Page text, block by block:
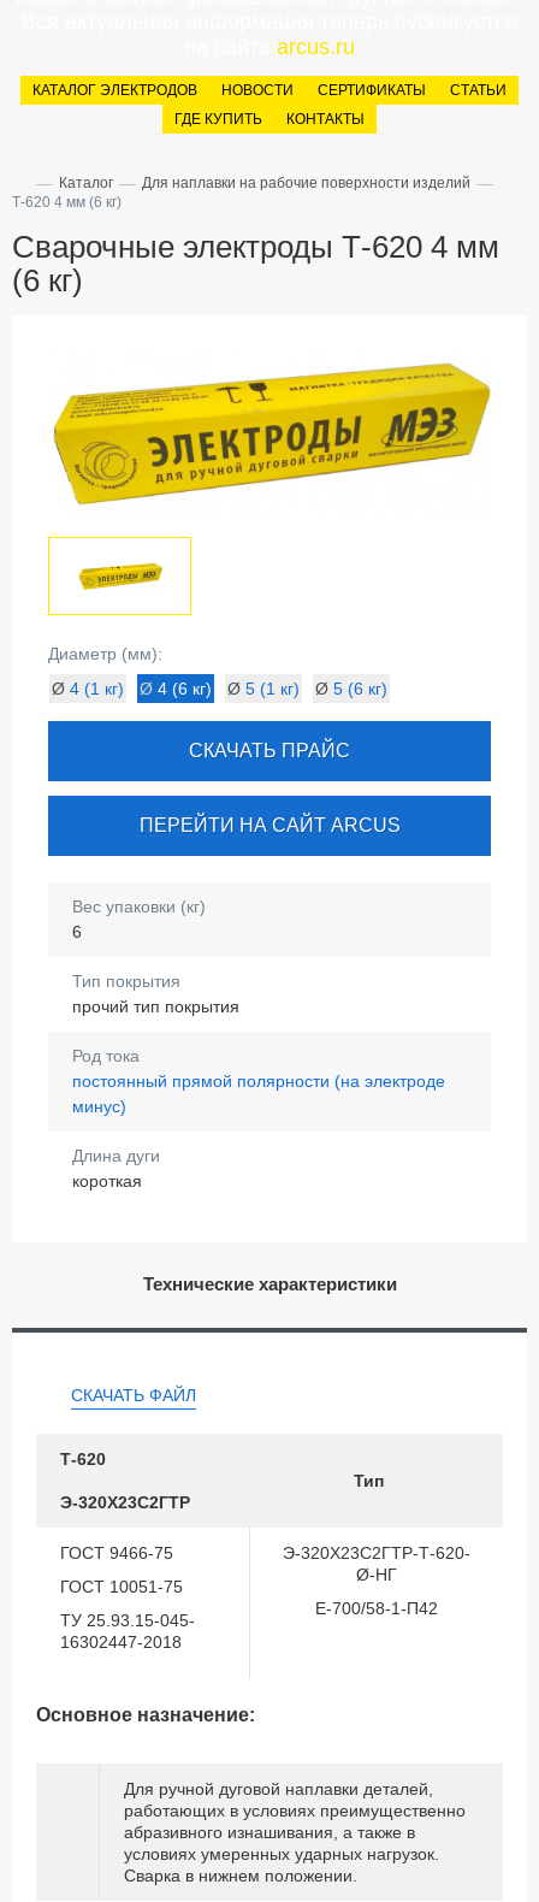
arcus.ru
КАТАЛОГ ЭЛЕКТРОДОВ НОВОСТИ СЕРТИФИКАТЫ
СТАТЬИ
ГДЕ КУПИТЬ
КОНТАКТЫ
— Каталог — Для наплавки на рабочие поверхности изделий —
Т-620 4 мм (6 кг)
Сварочные электроды Т-620 4 мм
(6 кг)
Диаметр (мм):
Ø 4 (1 кг) Ø 4 (6 кг) Ø 5 (1 кг) Ø 5 (6 кг)
СКАЧАТЬ ПРАЙС
ПЕРЕЙТИ НА САЙТ ARCUS
Вес упаковки (кг)
6
Тип покрытия
прочий тип покрытия
Род тока
постоянный прямой полярности (на электроде
минус)
Длина дуги
короткая
Технические характеристики
СКАЧАТЬ ФАЙЛ
Т-620
Тип
Э-320Х23С2ГТР
ГОСТ 9466-75
ГОСТ 10051-75
ТУ 25.93.15-045-
16302447-2018
Э-320Х23С2ГТР-Т-620-
Ø-НГ
Е-700/58-1-П42
Основное назначение:
Для ручной дуговой наплавки деталей,
работающих в условиях преимущественно
абразивного изнашивания, а также в
условиях умеренных ударных нагрузок.
Сварка в нижнем положении.